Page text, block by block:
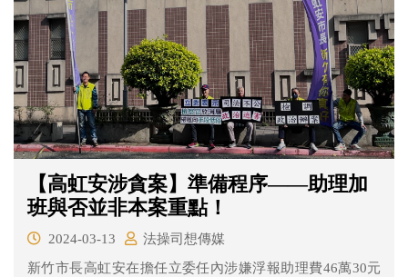
【高虹安涉貪案】準備程序——助理加
班與否並非本案重點！
2024-03-13
法操司想傳媒
新竹市長高虹安在擔任立委任內涉嫌浮報助理費46萬30元